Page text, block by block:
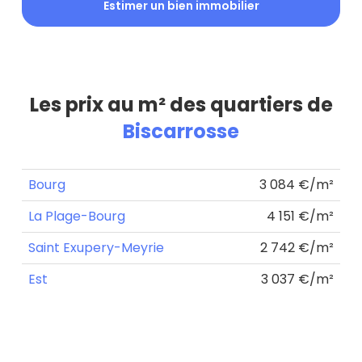
Estimer un bien immobilier
Les prix au m² des quartiers de
Biscarrosse
Bourg
3 084 €/m²
La Plage-Bourg
4 151 €/m²
Saint Exupery-Meyrie
2 742 €/m²
Est
3 037 €/m²